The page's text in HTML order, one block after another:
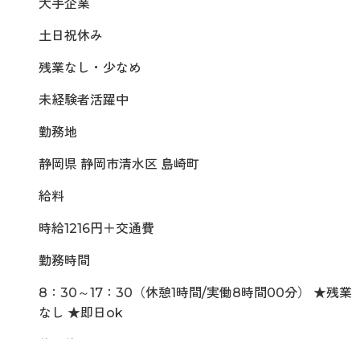
大手企業
土日祝休み
残業なし・少なめ
未経験者活躍中
勤務地
静岡県 静岡市清水区 島崎町
給料
時給1216円＋交通費
勤務時間
8：30～17：30（休憩1時間/実働8時間00分） ★残業
なし ★即日ok